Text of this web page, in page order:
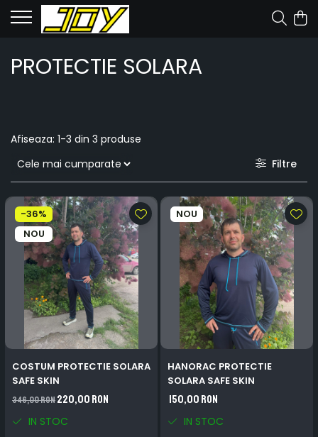
PROTECTIE SOLARA
Afiseaza: 1-3 din 3 produse
Filtre
-36%
NOU
COSTUM PROTECTIE SOLARA
SAFE SKIN
346,00 RON220,00 RON
IN STOC
NOU
HANORAC PROTECTIE
SOLARA SAFE SKIN
150,00 RON
IN STOC